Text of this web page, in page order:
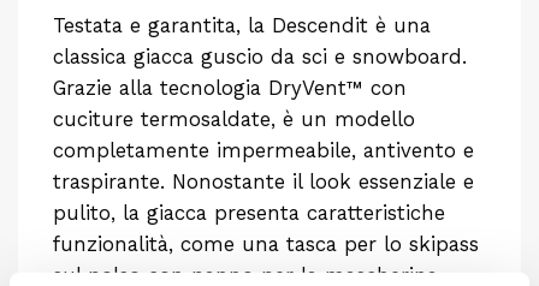
Testata e garantita, la Descendit è una
classica giacca guscio da sci e snowboard.
Grazie alla tecnologia DryVent™ con
cuciture termosaldate, è un modello
completamente impermeabile, antivento e
traspirante. Nonostante il look essenziale e
pulito, la giacca presenta caratteristiche
funzionalità, come una tasca per lo skipass
sul polso con panno per la mascherina,